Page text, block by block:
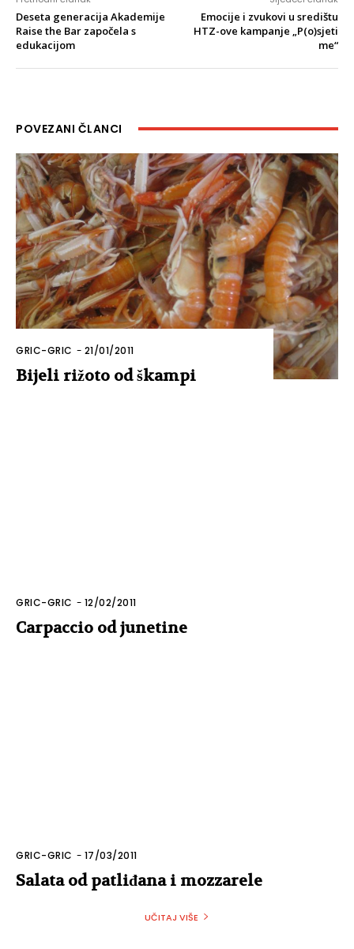
Deseta generacija Akademije
Raise the Bar započela s
edukacijom
Emocije i zvukovi u središtu
HTZ-ove kampanje „P(o)sjeti
me“
POVEZANI ČLANCI
GRIC-GRIC - 21/01/2011
Bijeli rižoto od škampi
GRIC-GRIC - 12/02/2011
Carpaccio od junetine
GRIC-GRIC - 17/03/2011
Salata od patliđana i mozzarele
UČITAJ VIŠE